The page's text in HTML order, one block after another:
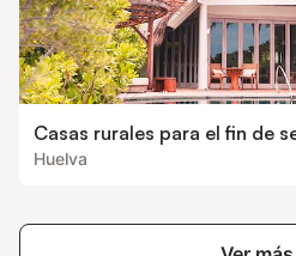
Casas rurales para el fin de
Huelva